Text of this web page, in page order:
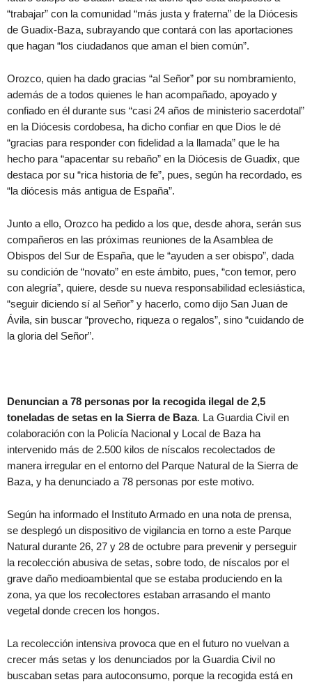
“trabajar” con la comunidad “más justa y fraterna” de la Diócesis
de Guadix-Baza, subrayando que contará con las aportaciones
que hagan “los ciudadanos que aman el bien común”.
Orozco, quien ha dado gracias “al Señor” por su nombramiento,
además de a todos quienes le han acompañado, apoyado y
confiado en él durante sus “casi 24 años de ministerio sacerdotal”
en la Diócesis cordobesa, ha dicho confiar en que Dios le dé
“gracias para responder con fidelidad a la llamada” que le ha
hecho para “apacentar su rebaño” en la Diócesis de Guadix, que
destaca por su “rica historia de fe”, pues, según ha recordado, es
“la diócesis más antigua de España”.
Junto a ello, Orozco ha pedido a los que, desde ahora, serán sus
compañeros en las próximas reuniones de la Asamblea de
Obispos del Sur de España, que le “ayuden a ser obispo”, dada
su condición de “novato” en este ámbito, pues, “con temor, pero
con alegría”, quiere, desde su nueva responsabilidad eclesiástica,
“seguir diciendo sí al Señor” y hacerlo, como dijo San Juan de
Ávila, sin buscar “provecho, riqueza o regalos”, sino “cuidando de
la gloria del Señor”.
Denuncian a 78 personas por la recogida ilegal de 2,5
toneladas de setas en la Sierra de Baza. La Guardia Civil en
colaboración con la Policía Nacional y Local de Baza ha
intervenido más de 2.500 kilos de níscalos recolectados de
manera irregular en el entorno del Parque Natural de la Sierra de
Baza, y ha denunciado a 78 personas por este motivo.
Según ha informado el Instituto Armado en una nota de prensa,
se desplegó un dispositivo de vigilancia en torno a este Parque
Natural durante 26, 27 y 28 de octubre para prevenir y perseguir
la recolección abusiva de setas, sobre todo, de níscalos por el
grave daño medioambiental que se estaba produciendo en la
zona, ya que los recolectores estaban arrasando el manto
vegetal donde crecen los hongos.
La recolección intensiva provoca que en el futuro no vuelvan a
crecer más setas y los denunciados por la Guardia Civil no
buscaban setas para autoconsumo, porque la recogida está en